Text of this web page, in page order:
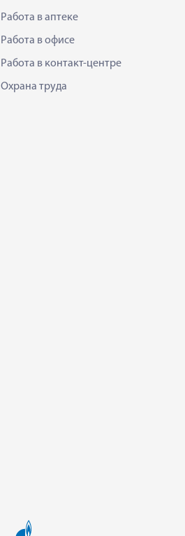
Работа в аптеке
Работа в офисе
Работа в контакт-центре
Охрана труда